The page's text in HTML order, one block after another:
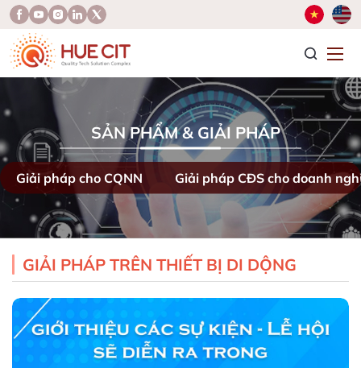
SẢN PHẨM & GIẢI PHÁP
Giải pháp cho CQNN Giải pháp CĐS cho doanh
GIẢI PHÁP TRÊN THIẾT BỊ DI DỘNG